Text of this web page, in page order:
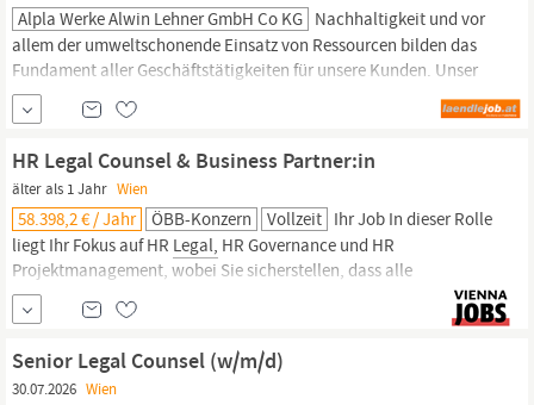
Alpla Werke Alwin Lehner GmbH Co KG Nachhaltigkeit und vor
allem der umweltschonende Einsatz von Ressourcen bilden das
Fundament aller Geschäftstätigkeiten für unsere Kunden. Unser
Unternehmen wurde 1955 in Österreich gegründet und heute
arbeiten wir zusammen mit 24.350 Kolleginnen und Kollegen an
SME (all gender) Hard /
HR Legal Counsel & Business Partner:in
älter als 1 Jahr Wien
58.398,2 € / Jahr ÖBB-Konzern Vollzeit Ihr Job In dieser Rolle
liegt Ihr Fokus auf HR Legal, HR Governance und HR
Projektmanagement, wobei Sie sicherstellen, dass alle
rechtlichen und organisatorischen Vorgaben erfolgreich in die
Personalstrategie integriert werden. Den Einsatz von Executives
in den internationalen Beteiligungen der Rail Cargo Group
begleiten Sie entlang des gesamten
Senior Legal Counsel (w/m/d)
30.07.2026 Wien